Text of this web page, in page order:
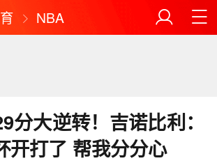
NBA
分大逆转！吉诺比利：
开打了 帮我分分心